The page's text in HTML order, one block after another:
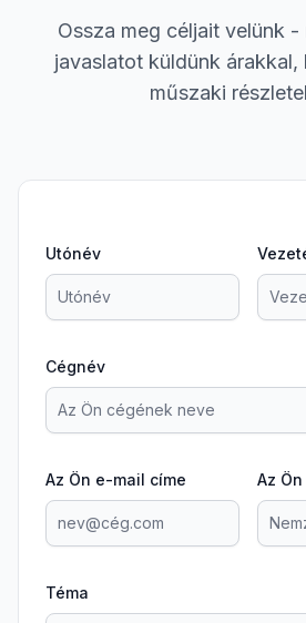
Ossza meg céljait velünk
javaslatot küldünk árakkal,
műszaki
Utónév
Cégnév
Az Ön e-mail címe Az
Téma